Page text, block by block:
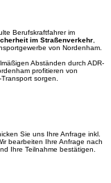
Berufskraftfahrer im
im Straßenverkehr,
von Nordenham.
Abständen durch ADR-
profitieren von
sorgen.
Sie uns Ihre Anfrage inkl.
bearbeiten Ihre Anfrage nach
Ihre Teilnahme bestätigen.